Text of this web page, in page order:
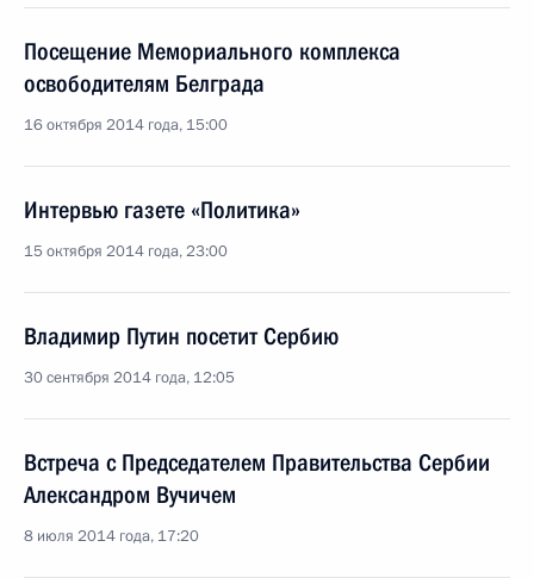
Посещение Мемориального комплекса
освободителям Белграда
16 октября 2014 года, 15:00
Интервью газете «Политика»
15 октября 2014 года, 23:00
Владимир Путин посетит Сербию
30 сентября 2014 года, 12:05
Встреча с Председателем Правительства Сербии
Александром Вучичем
8 июля 2014 года, 17:20